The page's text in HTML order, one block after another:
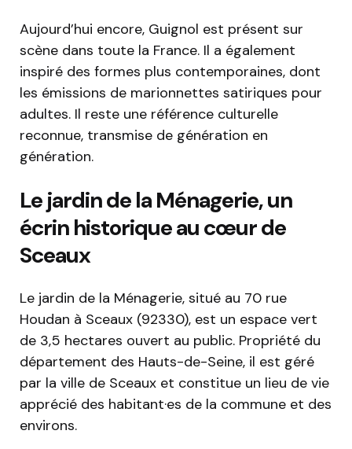
Aujourd’hui encore, Guignol est présent sur
scène dans toute la France. Il a également
inspiré des formes plus contemporaines, dont
les émissions de marionnettes satiriques pour
adultes. Il reste une référence culturelle
reconnue, transmise de génération en
génération.
Le jardin de la Ménagerie, un
écrin historique au cœur de
Sceaux
Le jardin de la Ménagerie, situé au 70 rue
Houdan à Sceaux (92330), est un espace vert
de 3,5 hectares ouvert au public. Propriété du
département des Hauts-de-Seine, il est géré
par la ville de Sceaux et constitue un lieu de vie
apprécié des habitant·es de la commune et des
environs.